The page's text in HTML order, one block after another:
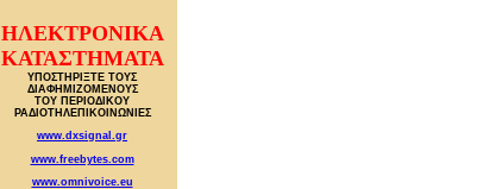
ΗΛΕΚΤΡΟΝΙΚΑ
ΚΑΤΑΣΤΗΜΑΤΑ
ΥΠΟΣΤΗΡΙΞΤΕ ΤΟΥΣ
ΔΙΑΦΗΜΙΖΟΜΕΝΟΥΣ
ΤΟΥ ΠΕΡΙΟΔΙΚΟΥ
ΡΑΔΙΟΤΗΛΕΠΙΚΟΙΝΩΝΙΕΣ
www.dxsignal.gr
www.freebytes.com
www.omnivoice.eu